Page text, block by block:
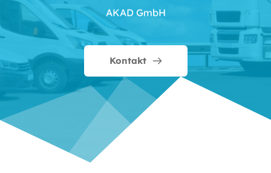
AKAD GmbH
Kontakt